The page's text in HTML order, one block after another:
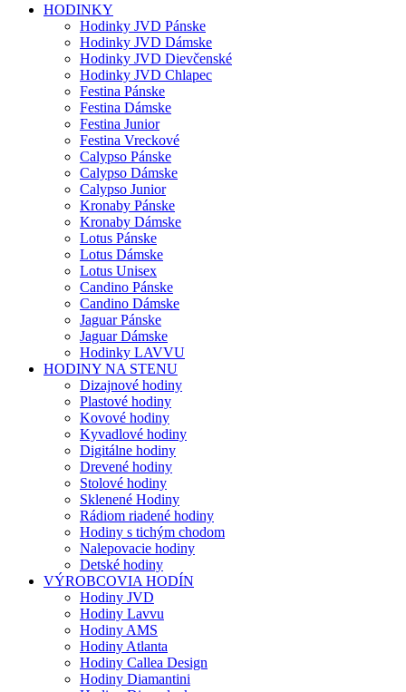
HODINKY
Hodinky JVD Pánske
Hodinky JVD Dámske
Hodinky JVD Dievčenské
Hodinky JVD Chlapec
Festina Pánske
Festina Dámske
Festina Junior
Festina Vreckové
Calypso Pánske
Calypso Dámske
Calypso Junior
Kronaby Pánske
Kronaby Dámske
Lotus Pánske
Lotus Dámske
Lotus Unisex
Candino Pánske
Candino Dámske
Jaguar Pánske
Jaguar Dámske
Hodinky LAVVU
HODINY NA STENU
Dizajnové hodiny
Plastové hodiny
Kovové hodiny
Kyvadlové hodiny
Digitálne hodiny
Drevené hodiny
Stolové hodiny
Sklenené Hodiny
Rádiom riadené hodiny
Hodiny s tichým chodom
Nalepovacie hodiny
Detské hodiny
VÝROBCOVIA HODÍN
Hodiny JVD
Hodiny Lavvu
Hodiny AMS
Hodiny Atlanta
Hodiny Callea Design
Hodiny Diamantini